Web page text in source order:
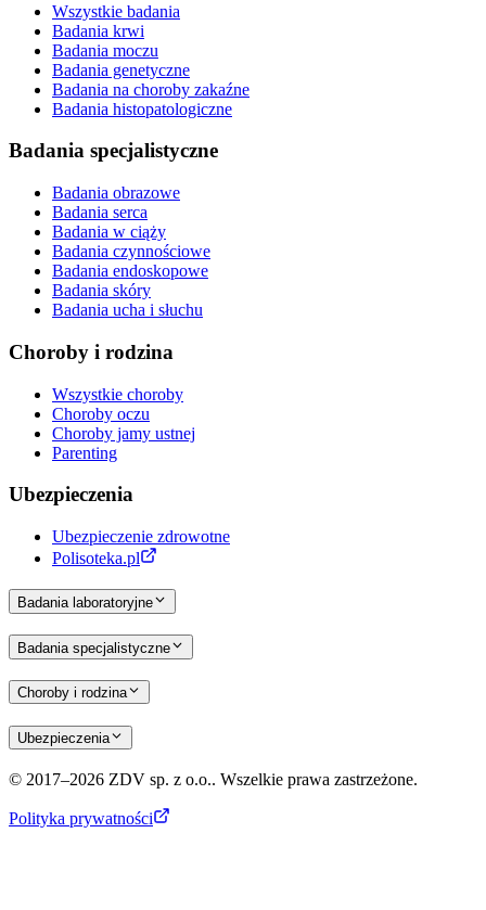
Wszystkie badania
Badania krwi
Badania moczu
Badania genetyczne
Badania na choroby zakaźne
Badania histopatologiczne
Badania specjalistyczne
Badania obrazowe
Badania serca
Badania w ciąży
Badania czynnościowe
Badania endoskopowe
Badania skóry
Badania ucha i słuchu
Choroby i rodzina
Wszystkie choroby
Choroby oczu
Choroby jamy ustnej
Parenting
Ubezpieczenia
Ubezpieczenie zdrowotne
Polisoteka.pl
Badania laboratoryjne
Badania specjalistyczne
Choroby i rodzina
Ubezpieczenia
© 2017–2026 ZDV sp. z o.o.. Wszelkie prawa zastrzeżone.
Polityka prywatności